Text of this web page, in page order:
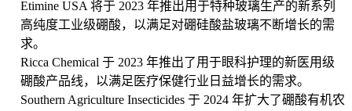
Etimine USA 将于 2023 年推出用于特种玻璃生产的新系列
高纯度工业级硼酸，以满足对硼硅酸盐玻璃不断增长的需
求。
Ricca Chemical 于 2023 年推出了用于眼科护理的新医用级
硼酸产品线，以满足医疗保健行业日益增长的需求。
Southern Agriculture Insecticides 于 2024 年扩大了硼酸有机农